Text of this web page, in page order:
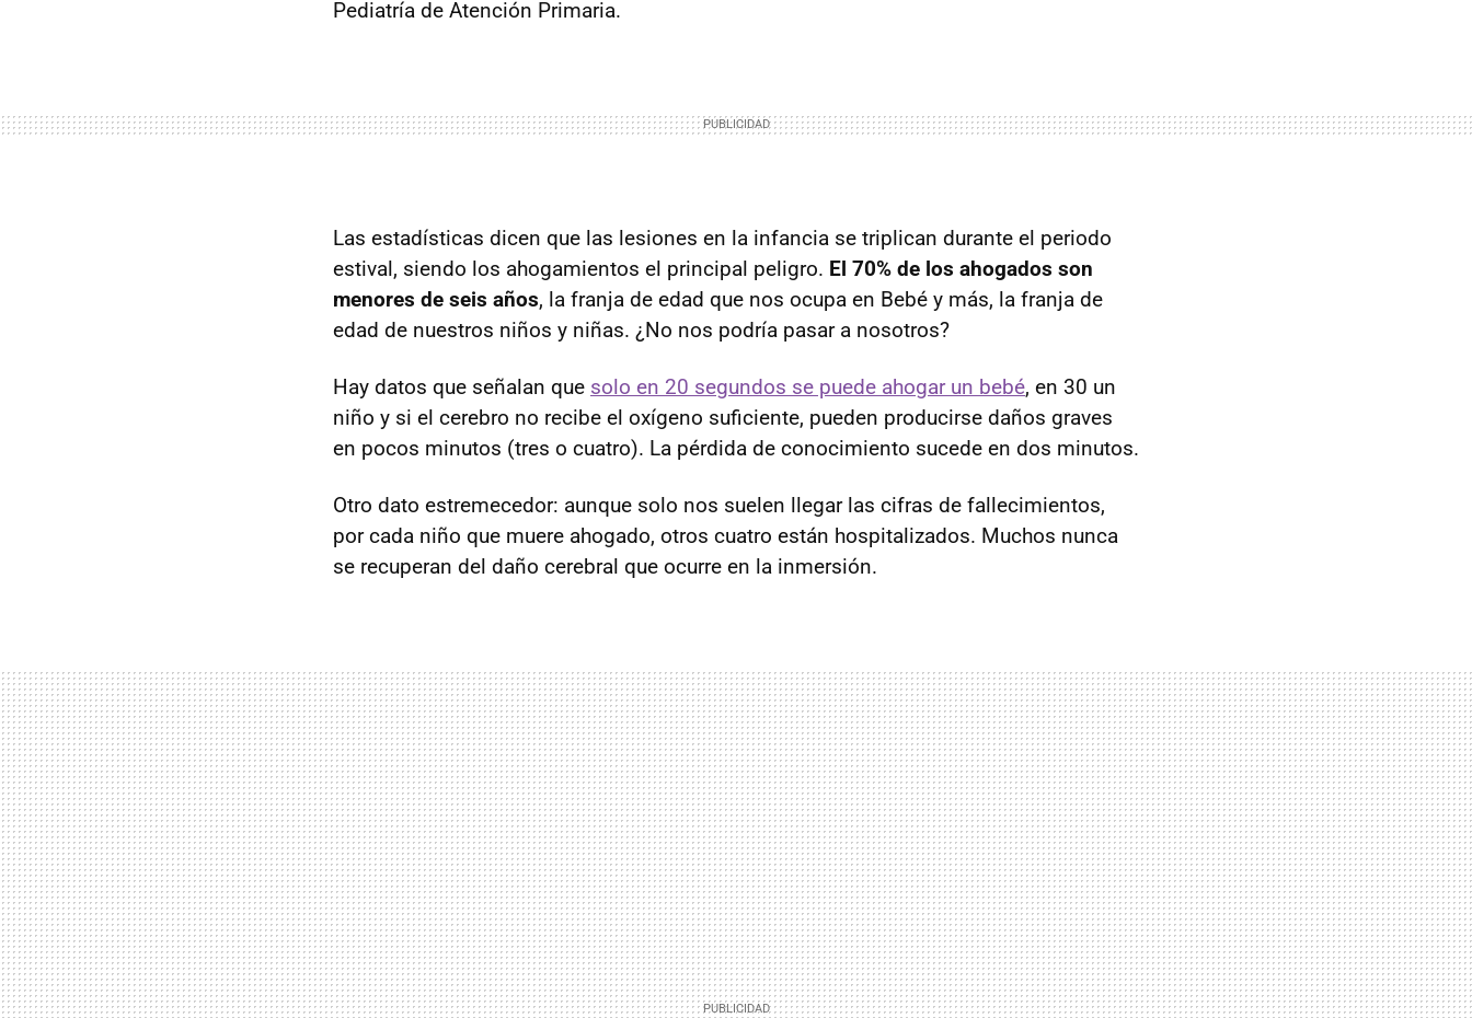
Pediatría de Atención Primaria.
Las estadísticas dicen que las lesiones en la infancia se triplican durante el periodo
estival, siendo los ahogamientos el principal peligro. El 70% de los ahogados son
menores de seis años, la franja de edad que nos ocupa en Bebé y más, la franja de
edad de nuestros niños y niñas. ¿No nos podría pasar a nosotros?
Hay datos que señalan que solo en 20 segundos se puede ahogar un bebé, en 30 un
niño y si el cerebro no recibe el oxígeno suficiente, pueden producirse daños graves
en pocos minutos (tres o cuatro). La pérdida de conocimiento sucede en dos minutos.
Otro dato estremecedor: aunque solo nos suelen llegar las cifras de fallecimientos,
por cada niño que muere ahogado, otros cuatro están hospitalizados. Muchos nunca
se recuperan del daño cerebral que ocurre en la inmersión.